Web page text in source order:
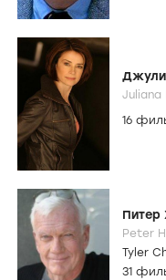
Juliana
16
Питер
Peter
Tyler
31